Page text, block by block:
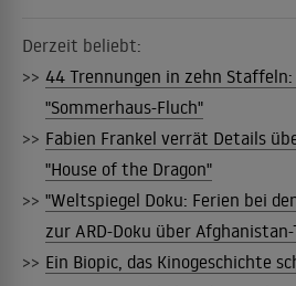
Derzeit beliebt:
>> 44 Trennungen in zehn
"Sommerhaus-Fluch"
>> Fabien Frankel verrät Details
"House of the Dragon"
>> "Weltspiegel Doku: Ferien bei
zur ARD-Doku über
>> Ein Biopic, das Kinogeschichte